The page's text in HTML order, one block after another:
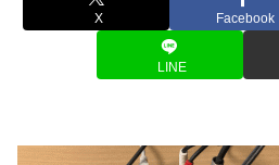
X Facebook
LINE